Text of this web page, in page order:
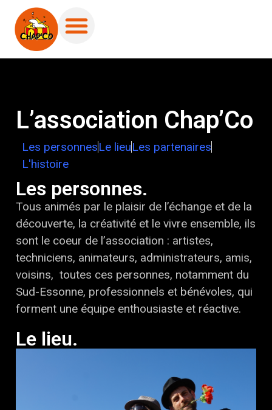
L’association Chap’Co
Les personnesLe lieuLes partenaires
L'histoire
Les personnes.
Tous animés par le plaisir de l’échange et de la
découverte, la créativité et le vivre ensemble, ils
sont le coeur de l’association : artistes,
techniciens, animateurs, administrateurs, amis,
voisins, toutes ces personnes, notamment du
Sud-Essonne, professionnels et bénévoles, qui
forment une équipe enthousiaste et réactive.
Le lieu.